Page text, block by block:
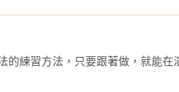
的練習方法，只要跟著做，就能在